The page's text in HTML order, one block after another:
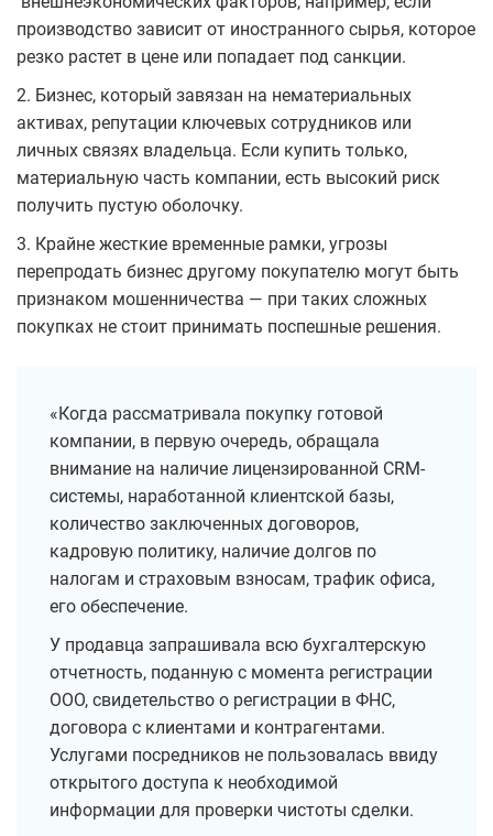
производство зависит от иностранного сырья, которое
резко растет в цене или попадает под санкции.
2. Бизнес, который завязан на нематериальных
активах, репутации ключевых сотрудников или
личных связях владельца. Если купить только,
материальную часть компании, есть высокий риск
получить пустую оболочку.
3. Крайне жесткие временные рамки, угрозы
перепродать бизнес другому покупателю могут быть
признаком мошенничества — при таких сложных
покупках не стоит принимать поспешные решения.
«Когда рассматривала покупку готовой
компании, в первую очередь, обращала
внимание на наличие лицензированной CRM-
системы, наработанной клиентской базы,
количество заключенных договоров,
кадровую политику, наличие долгов по
налогам и страховым взносам, трафик офиса,
его обеспечение.
У продавца запрашивала всю бухгалтерскую
отчетность, поданную с момента регистрации
ООО, свидетельство о регистрации в ФНС,
договора с клиентами и контрагентами.
Услугами посредников не пользовалась ввиду
открытого доступа к необходимой
информации для проверки чистоты сделки.